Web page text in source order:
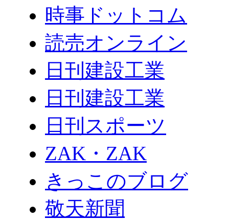
時事ドットコム
読売オンライン
日刊建設工業
日刊建設工業
日刊スポーツ
ZAK・ZAK
きっこのブログ
敬天新聞